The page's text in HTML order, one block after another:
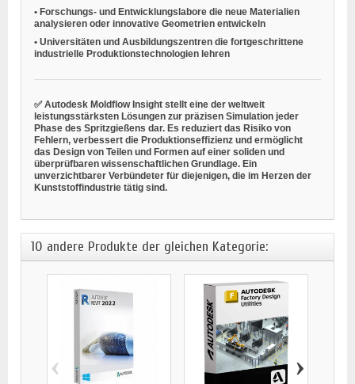
• Forschungs- und Entwicklungslabore die neue Materialien
analysieren oder innovative Geometrien entwickeln
• Universitäten und Ausbildungszentren die fortgeschrittene
industrielle Produktionstechnologien lehren
✅ Autodesk Moldflow Insight stellt eine der weltweit
leistungsstärksten Lösungen zur präzisen Simulation jeder
Phase des Spritzgießens dar. Es reduziert das Risiko von
Fehlern, verbessert die Produktionseffizienz und ermöglicht
das Design von Teilen und Formen auf einer soliden und
überprüfbaren wissenschaftlichen Grundlage. Ein
unverzichtbarer Verbündeter für diejenigen, die im Herzen der
Kunststoffindustrie tätig sind.
10 andere Produkte der gleichen Kategorie:
‹ ›